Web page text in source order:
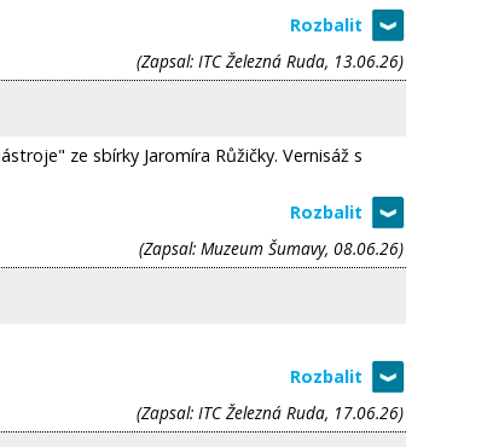
(Zapsal: ITC Železná Ruda, 13.06.26)
ze sbírky Jaromíra Růžičky. Vernisáž s
(Zapsal: Muzeum Šumavy, 08.06.26)
(Zapsal: ITC Železná Ruda, 17.06.26)